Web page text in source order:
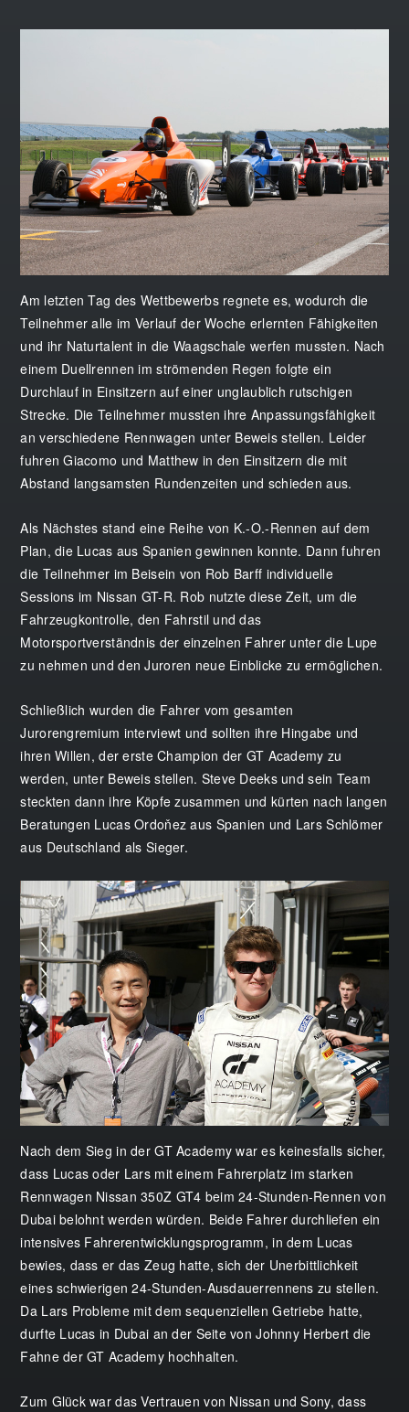
Am letzten Tag des Wettbewerbs regnete es, wodurch die
Teilnehmer alle im Verlauf der Woche erlernten Fähigkeiten
und ihr Naturtalent in die Waagschale werfen mussten. Nach
einem Duellrennen im strömenden Regen folgte ein
Durchlauf in Einsitzern auf einer unglaublich rutschigen
Strecke. Die Teilnehmer mussten ihre Anpassungsfähigkeit
an verschiedene Rennwagen unter Beweis stellen. Leider
fuhren Giacomo und Matthew in den Einsitzern die mit
Abstand langsamsten Rundenzeiten und schieden aus.
Als Nächstes stand eine Reihe von K.-O.-Rennen auf dem
Plan, die Lucas aus Spanien gewinnen konnte. Dann fuhren
die Teilnehmer im Beisein von Rob Barff individuelle
Sessions im Nissan GT-R. Rob nutzte diese Zeit, um die
Fahrzeugkontrolle, den Fahrstil und das
Motorsportverständnis der einzelnen Fahrer unter die Lupe
zu nehmen und den Juroren neue Einblicke zu ermöglichen.
Schließlich wurden die Fahrer vom gesamten
Jurorengremium interviewt und sollten ihre Hingabe und
ihren Willen, der erste Champion der GT Academy zu
werden, unter Beweis stellen. Steve Deeks und sein Team
steckten dann ihre Köpfe zusammen und kürten nach langen
Beratungen Lucas Ordoňez aus Spanien und Lars Schlömer
aus Deutschland als Sieger.
Nach dem Sieg in der GT Academy war es keinesfalls sicher,
dass Lucas oder Lars mit einem Fahrerplatz im starken
Rennwagen Nissan 350Z GT4 beim 24-Stunden-Rennen von
Dubai belohnt werden würden. Beide Fahrer durchliefen ein
intensives Fahrerentwicklungsprogramm, in dem Lucas
bewies, dass er das Zeug hatte, sich der Unerbittlichkeit
eines schwierigen 24-Stunden-Ausdauerrennens zu stellen.
Da Lars Probleme mit dem sequenziellen Getriebe hatte,
durfte Lucas in Dubai an der Seite von Johnny Herbert die
Fahne der GT Academy hochhalten.
Zum Glück war das Vertrauen von Nissan und Sony, dass